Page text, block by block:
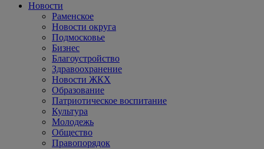
Новости
Раменское
Новости округа
Подмосковье
Бизнес
Благоустройство
Здравоохранение
Новости ЖКХ
Образование
Патриотическое воспитание
Культура
Молодежь
Общество
Правопорядок